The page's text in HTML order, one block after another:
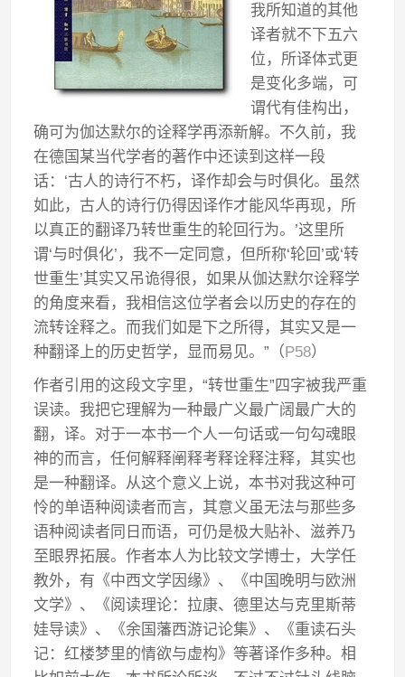
我所知道的其他
译者就不下五六
位，所译体式更
是变化多端，可
谓代有佳构出，
确可为伽达默尔的诠释学再添新解。不久前，我
在德国某当代学者的著作中还读到这样一段
话：‘古人的诗行不朽，译作却会与时俱化。虽然
如此，古人的诗行仍得因译作才能风华再现，所
以真正的翻译乃转世重生的轮回行为。’这里所
谓‘与时俱化’，我不一定同意，但所称‘轮回’或‘转
世重生’其实又吊诡得很，如果从伽达默尔诠释学
的角度来看，我相信这位学者会以历史的存在的
流转诠释之。而我们如是下之所得，其实又是一
种翻译上的历史哲学，显而易见。”（P58）
作者引用的这段文字里，“转世重生”四字被我严重
误读。我把它理解为一种最广义最广阔最广大的
翻，译。对于一本书一个人一句话或一句勾魂眼
神的而言，任何解释阐释考释诠释注释，其实也
是一种翻译。从这个意义上说，本书对我这种可
怜的单语种阅读者而言，其意义虽无法与那些多
语种阅读者同日而语，可仍是极大贴补、滋养乃
至眼界拓展。作者本人为比较文学博士，大学任
教外，有《中西文学因缘》、《中国晚明与欧洲
文学》、《阅读理论：拉康、德里达与克里斯蒂
娃导读》、《余国藩西游记论集》、《重读石头
记：红楼梦里的情欲与虚构》等著译作多种。相